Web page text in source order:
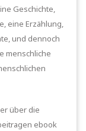
Geschichte,
eine Erzählung,
und dennoch
menschliche
über die
ebook